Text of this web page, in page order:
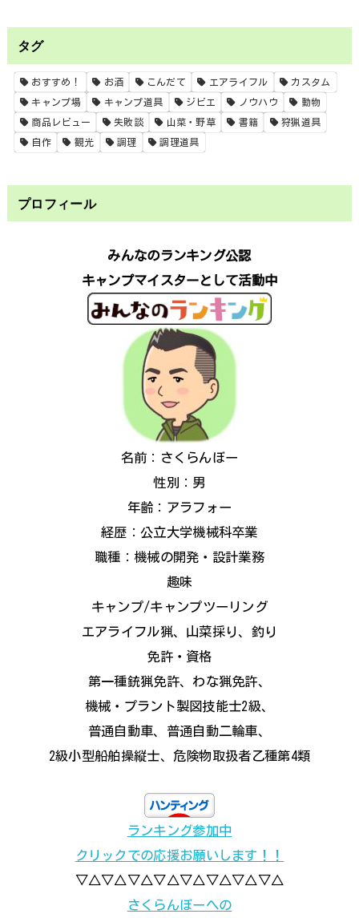
タグ
おすすめ！ お酒 こんだて エアライフル カスタム
キャンプ場 キャンプ道具 ジビエ ノウハウ 動物
商品レビュー 失敗談 山菜・野草 書籍 狩猟道具
自作 観光 調理 調理道具
プロフィール
みんなのランキング公認
キャンプマイスターとして活動中
名前：さくらんぼー
性別：男
年齢：アラフォー
経歴：公立大学機械科卒業
職種：機械の開発・設計業務
趣味
キャンプ/キャンプツーリング
エアライフル猟、山菜採り、釣り
免許・資格
第一種銃猟免許、わな猟免許、
機械・プラント製図技能士2級、
普通自動車、普通自動二輪車、
2級小型船舶操縦士、危険物取扱者乙種第4類
ランキング参加中
クリックでの応援お願いします！！
▽△▽△▽△▽△▽△▽△▽△▽△
さくらんぼーへの